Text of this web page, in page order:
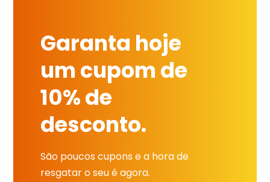
Garanta hoje
um cupom de
10% de
desconto.
São poucos cupons e a hora de
resgatar o seu é agora.